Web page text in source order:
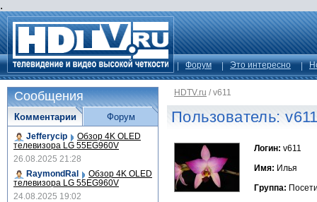
.
Форум Это интересно
HDTV.ru / v611
Пользователь:
Логин: v611
Имя: Илья
Группа:
Сообщения
Комментарии
Jefferycip Обзор 4K OLED
телевизора LG 55EG960V
26.08.2025 21:28
RaymondRal
Обзор 4K OLED
телевизора LG 55EG960V
24.08.2025 19:02
Форум